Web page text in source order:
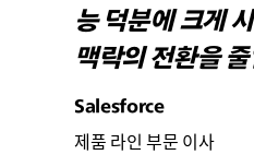
능 덕분에 크게
맥락의 전환을
Salesforce
제품 라인 부문 이사